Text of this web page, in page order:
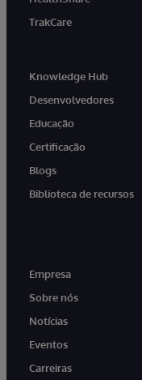
TrakCare
Knowledge Hub
Desenvolvedores
Educação
Certificação
Blogs
Biblioteca de recursos
Empresa
Sobre nós
Notícias
Eventos
Carreiras